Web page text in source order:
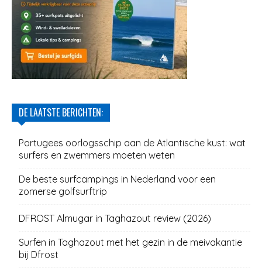
DE LAATSTE BERICHTEN:
Portugees oorlogsschip aan de Atlantische kust: wat
surfers en zwemmers moeten weten
De beste surfcampings in Nederland voor een
zomerse golfsurftrip
DFROST Almugar in Taghazout review (2026)
Surfen in Taghazout met het gezin in de meivakantie
bij Dfrost